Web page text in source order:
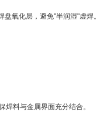
氧化层，避免"半润湿"虚焊。
焊料与金属界面充分结合。